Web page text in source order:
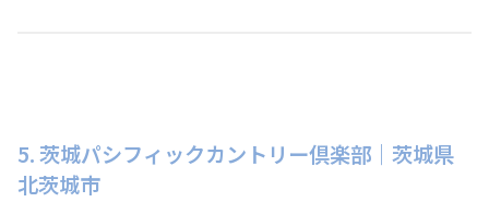
5. 茨城パシフィックカントリー倶楽部｜茨城県
北茨城市